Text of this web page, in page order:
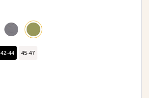
42-44 45-47